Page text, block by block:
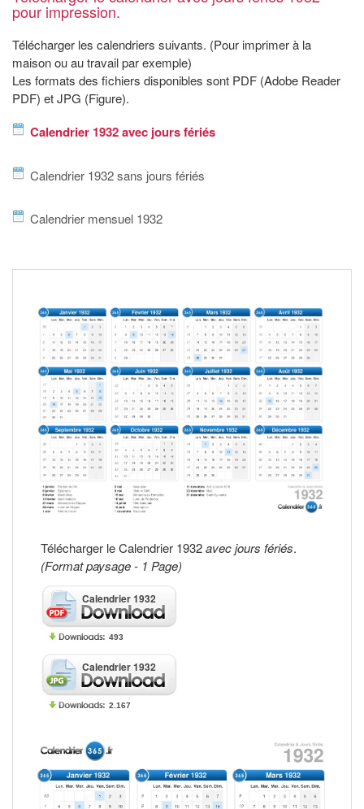
pour impression.
Télécharger les calendriers suivants. (Pour imprimer à la
maison ou au travail par exemple)
Les formats des fichiers disponibles sont PDF (Adobe Reader
PDF) et JPG (Figure).
Calendrier 1932 avec jours fériés
Calendrier 1932 sans jours fériés
Calendrier mensuel 1932
Télécharger le Calendrier 1932avec jours fériés.
(Format paysage - 1 Page)
Calendrier 1932
493
Calendrier 1932
2.167